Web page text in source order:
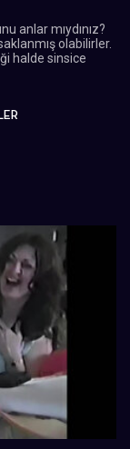
anlar mıydınız?
olabilirler.
halde sinsice